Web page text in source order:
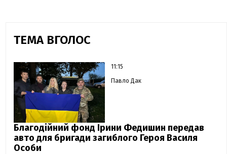
ТЕМА ВГОЛОС
11:15
Павло Дак
Благодійний фонд Ірини Федишин передав
авто для бригади загиблого Героя Василя
Особи